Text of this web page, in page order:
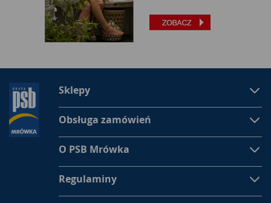
Sklepy
Obsługa zamówień
O PSB Mrówka
Regulaminy